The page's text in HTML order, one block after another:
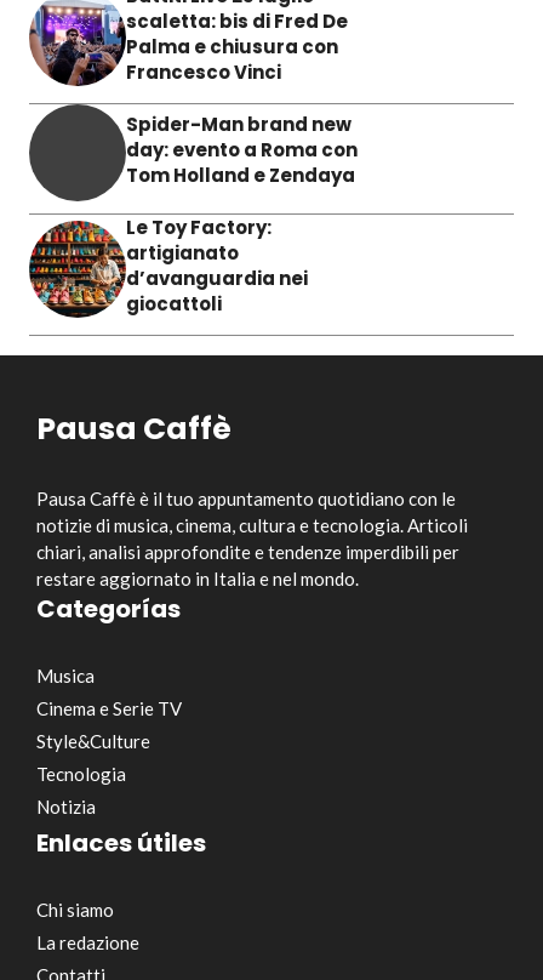
scaletta: bis di Fred De
Palma e chiusura con
Francesco Vinci
Spider-Man brand new
day: evento a Roma con
Tom Holland e Zendaya
Le Toy Factory:
artigianato
d’avanguardia nei
giocattoli
Pausa Caffè
Pausa Caffè è il tuo appuntamento quotidiano con le
notizie di musica, cinema, cultura e tecnologia. Articoli
chiari, analisi approfondite e tendenze imperdibili per
restare aggiornato in Italia e nel mondo.
Categorías
Musica
Cinema e Serie TV
Style&Culture
Tecnologia
Notizia
Enlaces útiles
Chi siamo
La redazione
Contatti